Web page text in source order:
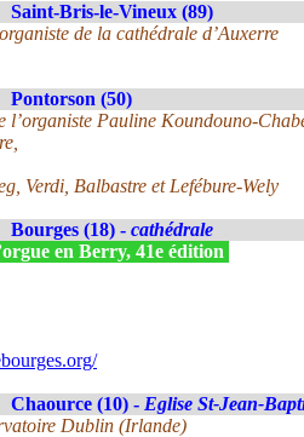
Saint-Bris-le-Vineux (89)
de la cathédrale d’Auxerre
Pontorson (50)
l’organiste Pauline Koundouno-
Verdi, Balbastre et Lefébure-Wely
Bourges (18) - cathédrale
en Berry, 41e édition
Chaource (10) - Eglise St-Jean-
Dublin (Irlande)